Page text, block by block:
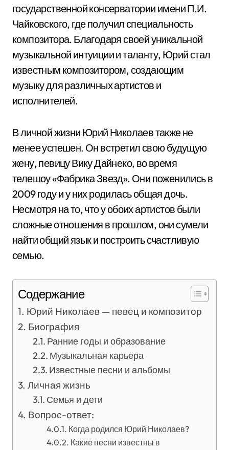
государственной консерватории имени П.И.
Чайковского, где получил специальность
композитора. Благодаря своей уникальной
музыкальной интуиции и таланту, Юрий стал
известным композитором, создающим
музыку для различных артистов и
исполнителей.
В личной жизни Юрий Николаев также не
менее успешен. Он встретил свою будущую
жену, певицу Вику Дайнеко, во время
телешоу «Фабрика Звезд». Они поженились в
2009 году и у них родилась общая дочь.
Несмотря на то, что у обоих артистов были
сложные отношения в прошлом, они сумели
найти общий язык и построить счастливую
семью.
Содержание
Юрий Николаев — певец и композитор
Биография
Ранние годы и образование
Музыкальная карьера
Известные песни и альбомы
Личная жизнь
Семья и дети
Вопрос-ответ:
Когда родился Юрий Николаев?
Какие песни известны в